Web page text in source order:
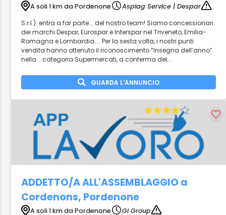
A soli 1 km da Pordenone
Aspiag Service | Despar
S.r.l.): entra a far parte... del nostro team! Siamo concessionari
dei marchi Despar, Eurospar e Interspar nel Triveneto, Emilia-
Romagna e Lombardia.... Per la sesta volta, i nostri punti
vendita hanno ottenuto il riconoscimento “Insegna dell’anno”
nella... categoria Supermercati, a conferma del...
GUARDA L'ANNUNCIO
ADDETTO/A ALL'ASSEMBLAGGIO a
Cordenons, Pordenone
A soli 1 km da Pordenone
Gi Group